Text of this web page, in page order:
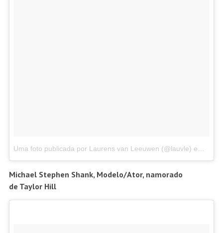
Uma foto publicada por Laurens van Leeuwen (@lauvle) em
Michael Stephen Shank, Modelo/Ator, namorado
de Taylor Hill